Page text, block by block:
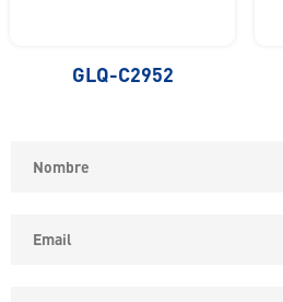
GLQ-C2952